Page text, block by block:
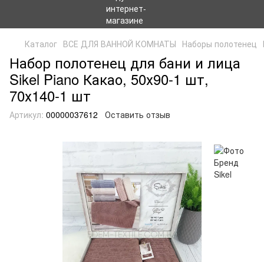
Каталог ВСЕ ДЛЯ ВАННОЙ КОМНАТЫ Наборы полотенец
Набор полотенец для бани и лица
Sikel Piano Какао, 50х90-1 шт,
70х140-1 шт
Артикул: 00000037612 Оставить отзыв